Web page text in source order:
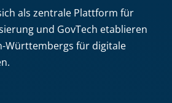
als zentrale Plattform für
und GovTech etablieren
Württembergs für digitale